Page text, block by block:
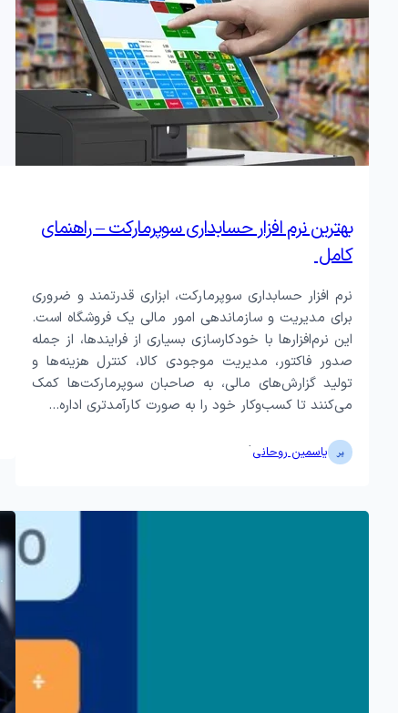
بهترین نرم افزار حسابداری سوپرمارکت – راهنمای
کامل
نرم افزار حسابداری سوپرمارکت، ابزاری قدرتمند و ضروری
برای مدیریت و سازماندهی امور مالی یک فروشگاه است.
این نرم‌افزارها با خودکارسازی بسیاری از فرایندها، از جمله
صدور فاکتور، مدیریت موجودی کالا، کنترل هزینه‌ها و
تولید گزارش‌های مالی، به صاحبان سوپرمارکت‌ها کمک
می‌کنند تا کسب‌وکار خود را به صورت کارآمدتری اداره…
یاسمین روحانی·